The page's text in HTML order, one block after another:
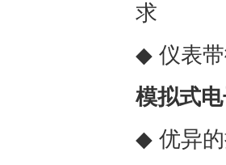
求
◆ 仪表
模拟式
◆ 优异